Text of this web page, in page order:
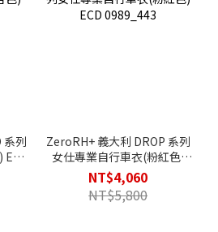
系列
ZeroRH+ 義大利 DROP 系列
女仕專業自行車衣(粉紅色)
ECD 0989_443
NT$4,060
NT$5,800